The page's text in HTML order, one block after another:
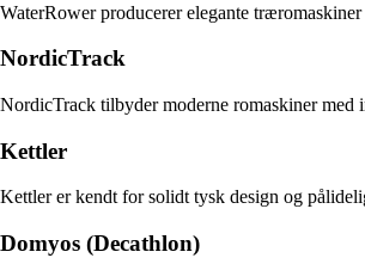
WaterRower producerer elegante
NordicTrack
NordicTrack tilbyder moderne romaskiner med
Kettler
Kettler er kendt for solidt tysk design og
Domyos (Decathlon)